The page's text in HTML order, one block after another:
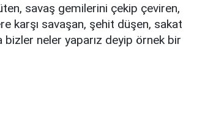
savaş gemilerini çekip çeviren,
karşı savaşan, şehit düşen, sakat
neler yaparız deyip örnek bir